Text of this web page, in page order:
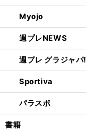
Myojo
週プレNEWS
週プレ グラジャパ!
Sportiva
パラスポ
書籍